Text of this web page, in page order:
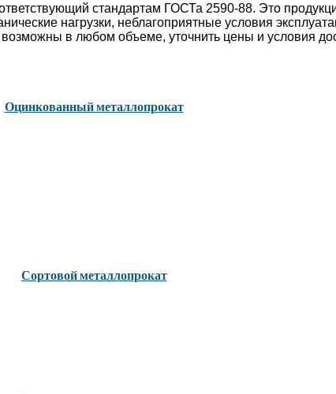
Оцинкованный металлопрокат
Сортовой металлопрокат
стандартам ГОСТа 2590-88. Это
нагрузки, неблагоприятные условия
в любом объеме, уточнить цены и условия